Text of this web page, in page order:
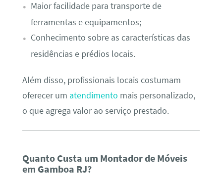
Maior facilidade para transporte de
ferramentas e equipamentos;
Conhecimento sobre as características das
residências e prédios locais.
Além disso, profissionais locais costumam
oferecer um atendimento mais personalizado,
o que agrega valor ao serviço prestado.
Quanto Custa um Montador de Móveis
em Gamboa RJ?